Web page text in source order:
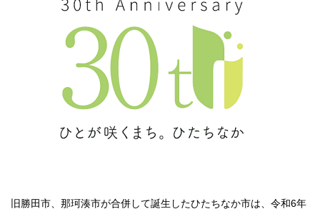
旧勝田市、那珂湊市が合併して誕生したひたちなか市は、令和6年